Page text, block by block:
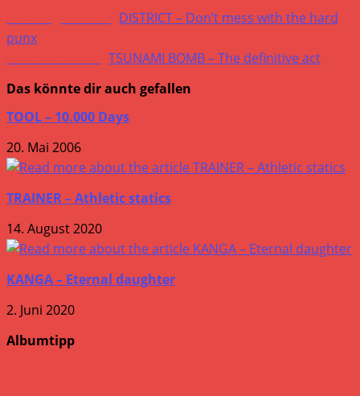
Weitere
Artikel
ansehen
DISTRICT – Don’t mess with the hard
punx
TSUNAMI BOMB – The definitive act
Das könnte dir auch gefallen
TOOL – 10.000 Days
20. Mai 2006
TRAINER – Athletic statics
14. August 2020
KANGA – Eternal daughter
2. Juni 2020
Albumtipp